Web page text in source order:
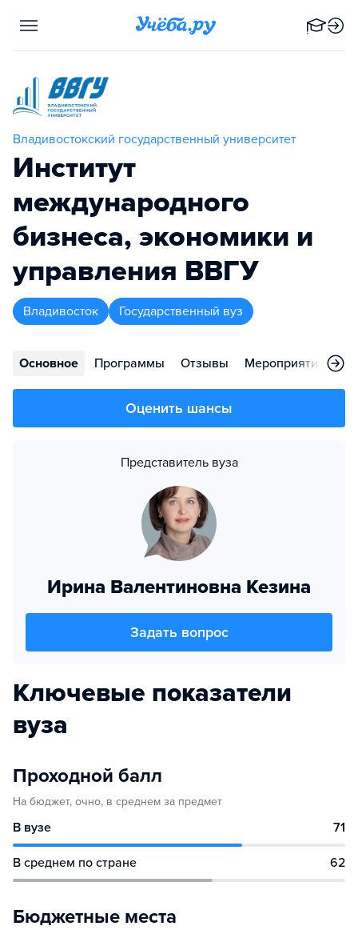
Владивостокский государственный университет
Институт
международного
бизнеса, экономики и
управления ВВГУ
Владивосток Государственный вуз
Основное Программы Отзывы Мероприятия
Оценить шансы
Представитель вуза
Ирина Валентиновна Кезина
Задать вопрос
Ключевые показатели
вуза
Проходной балл
На бюджет, очно, в среднем за предмет
В вузе 71
В среднем по стране 62
Бюджетные места